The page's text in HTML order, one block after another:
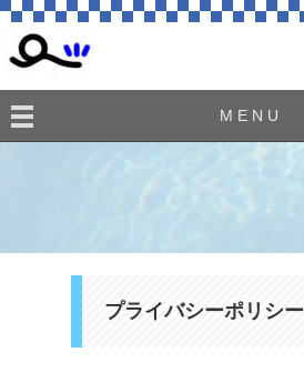
M E N U
プライバシーポリシー